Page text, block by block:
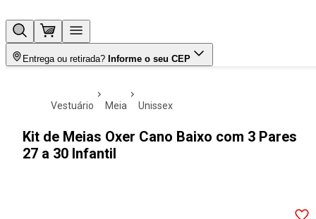
Entrega ou retirada? Informe o seu CEP
vestuário meia unissex
Kit de Meias Oxer Cano Baixo com 3 Pares
27 a 30 Infantil